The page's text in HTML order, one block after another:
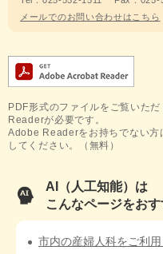
メールでのお問い合わせはこちら
PDF形式のファイルをご覧いた
Readerが必要です。
Adobe Readerをお持ちでない方
してください。（無料）
AI（人工知能）は
こんなページをお
市内の産婦人科をご利